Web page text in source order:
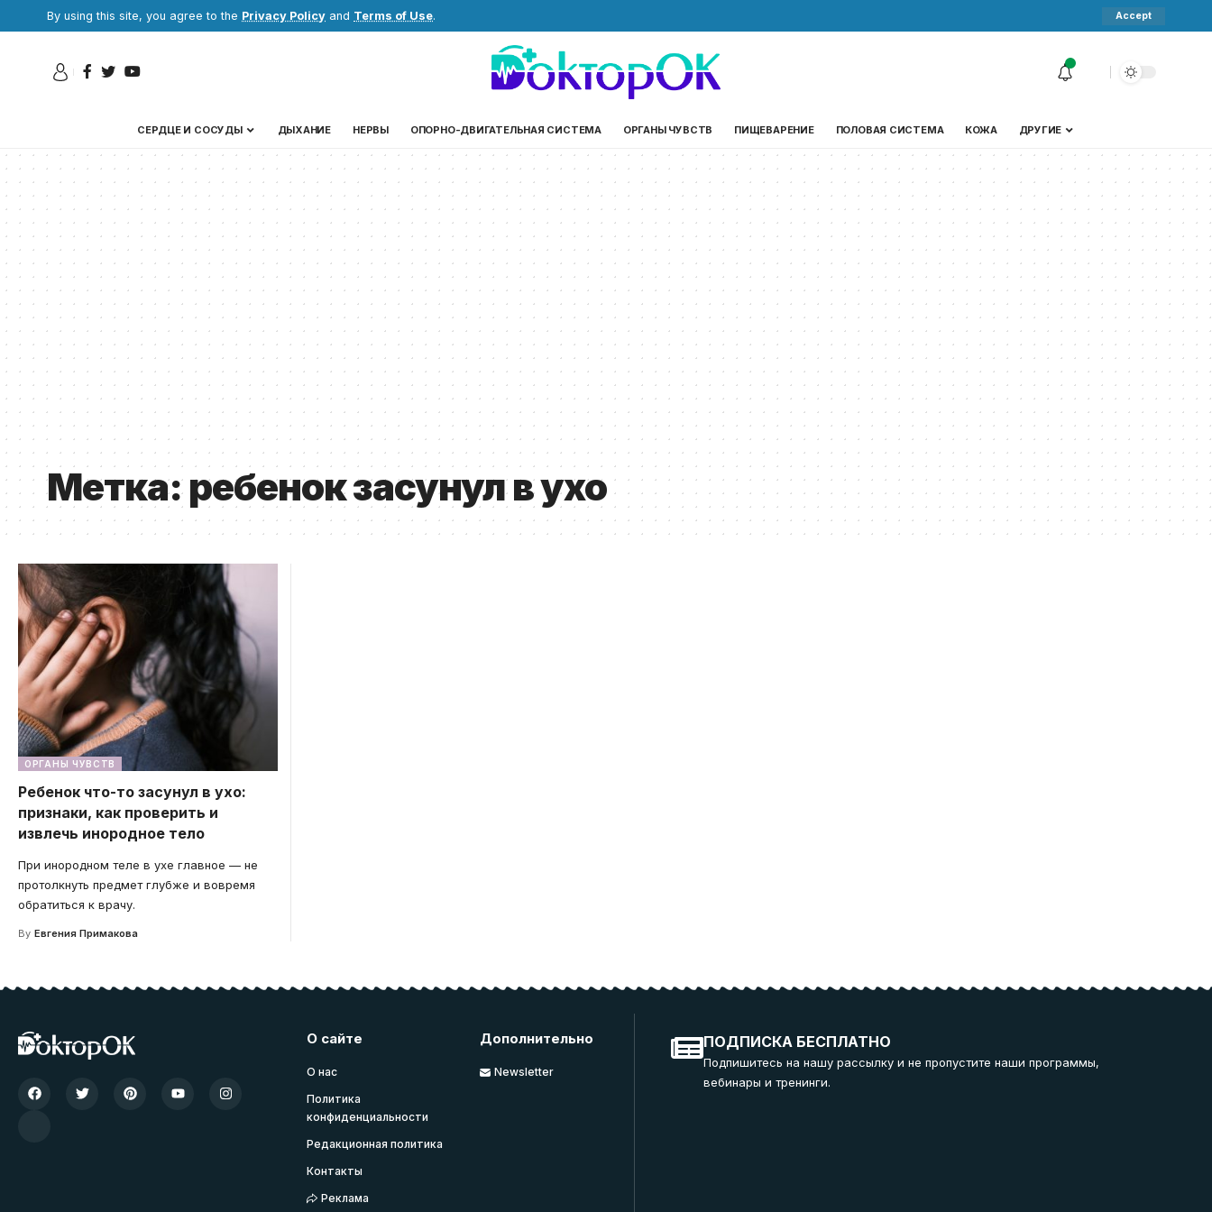
By using this site, you agree to the Privacy Policy and Terms of Use. Accept
СЕРДЦЕ И СОСУДЫ ДЫХАНИЕ НЕРВЫ ОПОРНО-ДВИГАТЕЛЬНАЯ СИСТЕМА ОРГАНЫ ЧУВСТВ ПИЩЕВАРЕНИЕ ПОЛОВАЯ СИСТЕМА КОЖА ДРУГИЕ
Метка:ребенок засунул в ухо
ОРГАНЫ ЧУВСТВ
Ребенок что-то засунул в ухо:
признаки, как проверить и
извлечь инородное тело
При инородном теле в ухе главное — не
протолкнуть предмет глубже и вовремя
обратиться к врачу.
By Евгения Примакова
О сайте
О нас
Политика
конфиденциальности
Редакционная политика
Контакты
Реклама
Дополнительно
Newsletter
ПОДПИСКА БЕСПЛАТНО
Подпишитесь на нашу рассылку и не пропустите наши программы,
вебинары и тренинги.